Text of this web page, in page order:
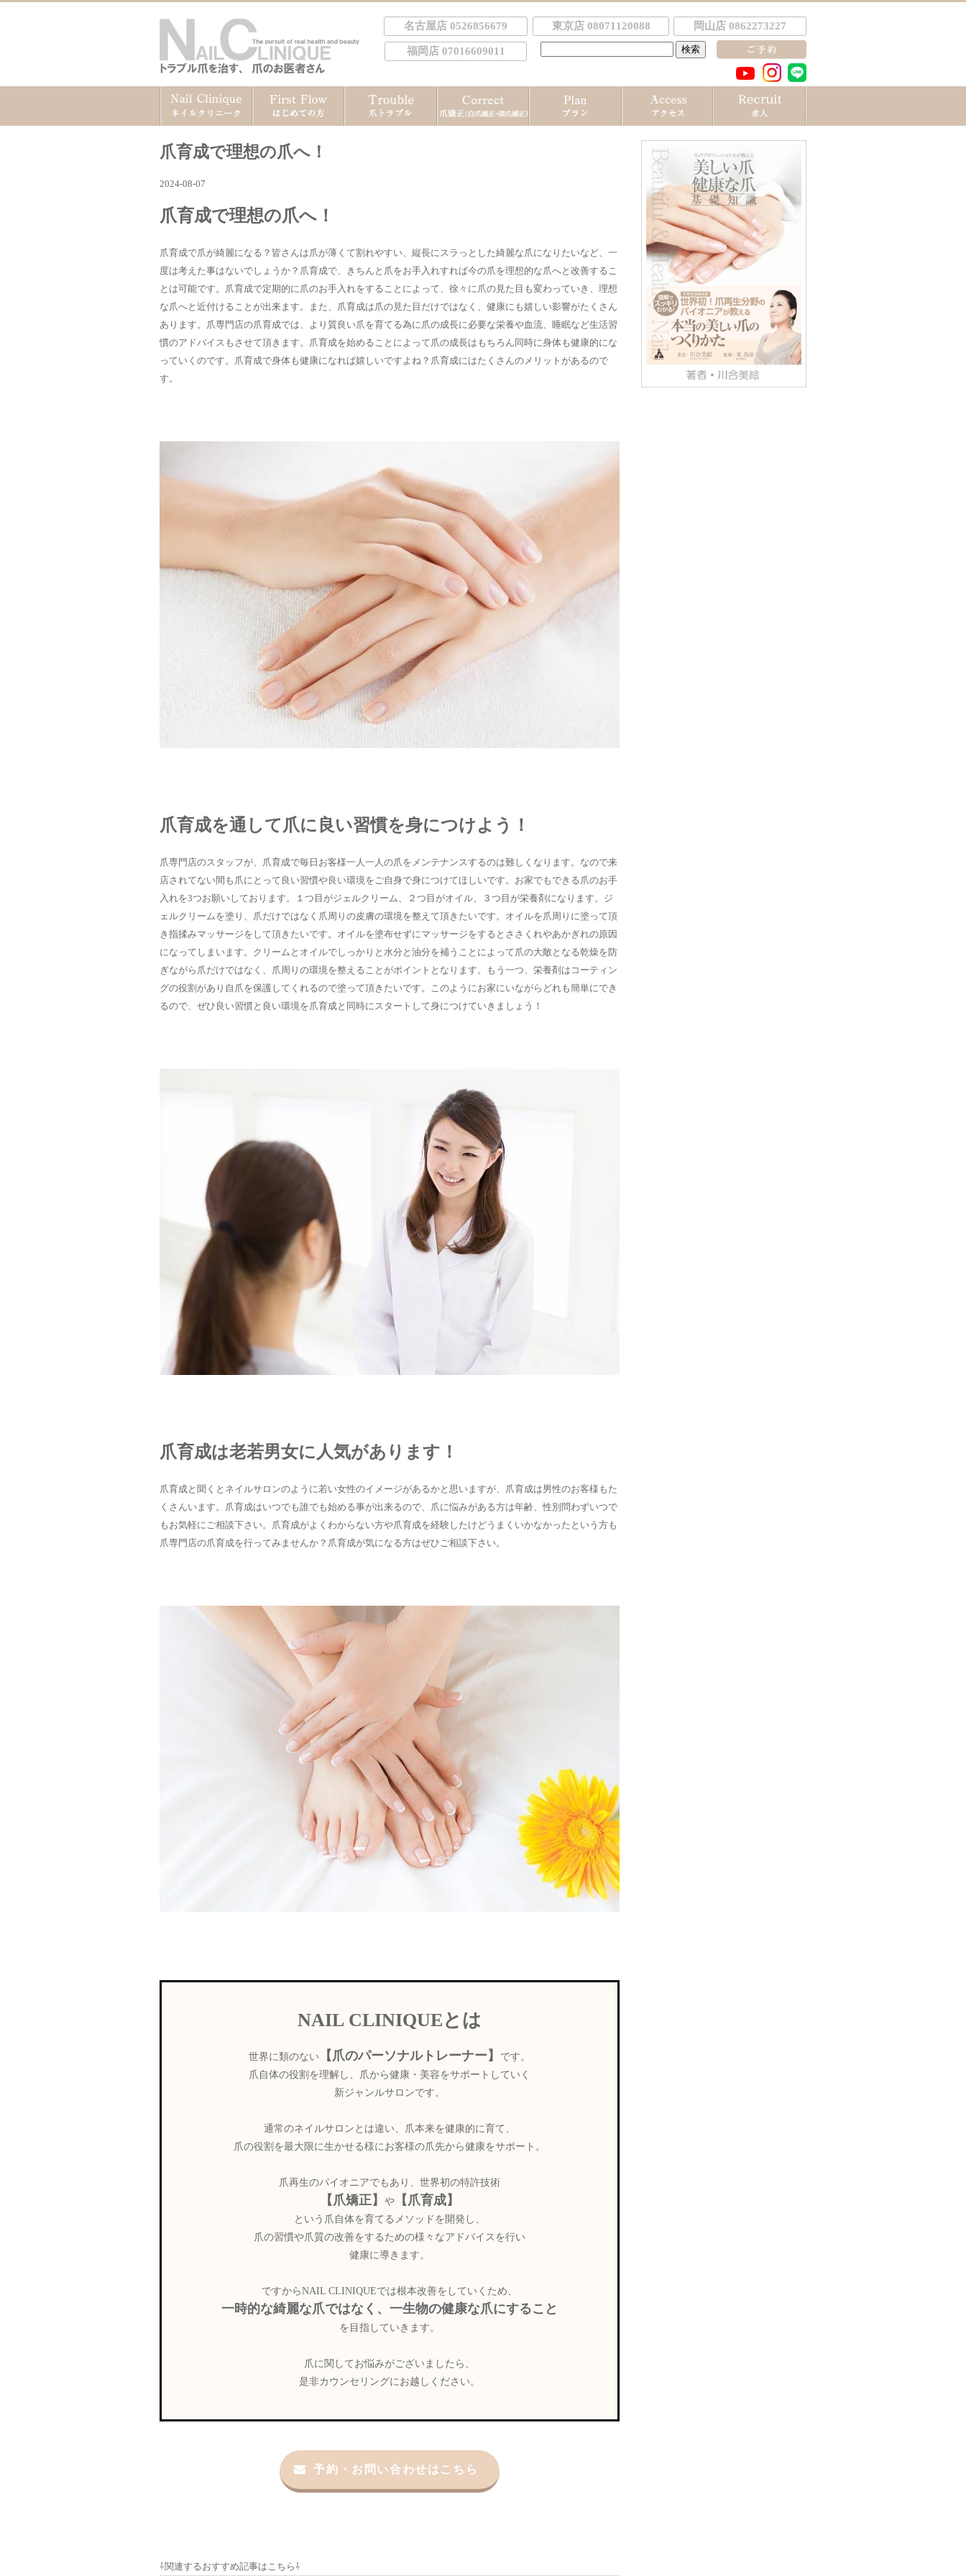
名古屋店 0526856679 東京店 08071120088 岡山店 0862273227
福岡店 07016609011
爪育成で理想の爪へ！
2024-08-07
爪育成で理想の爪へ！
爪育成で爪が綺麗になる？皆さんは爪が薄くて割れやすい、縦長にスラっとした綺麗な爪になりたいなど、一
度は考えた事はないでしょうか？爪育成で、きちんと爪をお手入れすれば今の爪を理想的な爪へと改善するこ
とは可能です。爪育成で定期的に爪のお手入れをすることによって、徐々に爪の見た目も変わっていき、理想
な爪へと近付けることが出来ます。また、爪育成は爪の見た目だけではなく、健康にも嬉しい影響がたくさん
あります。爪専門店の爪育成では、より質良い爪を育てる為に爪の成長に必要な栄養や血流、睡眠など生活習
慣のアドバイスもさせて頂きます。爪育成を始めることによって爪の成長はもちろん同時に身体も健康的にな
っていくのです。爪育成で身体も健康になれば嬉しいですよね？爪育成にはたくさんのメリットがあるので
す。
爪育成を通して爪に良い習慣を身につけよう！
爪専門店のスタッフが、爪育成で毎日お客様一人一人の爪をメンテナンスするのは難しくなります。なので来
店されてない間も爪にとって良い習慣や良い環境をご自身で身につけてほしいです。お家でもできる爪のお手
入れを3つお願いしております。１つ目がジェルクリーム、２つ目がオイル、３つ目が栄養剤になります。ジ
ェルクリームを塗り、爪だけではなく爪周りの皮膚の環境を整えて頂きたいです。オイルを爪周りに塗って頂
き指揉みマッサージをして頂きたいです。オイルを塗布せずにマッサージをするとささくれやあかぎれの原因
になってしまいます。クリームとオイルでしっかりと水分と油分を補うことによって爪の大敵となる乾燥を防
ぎながら爪だけではなく、爪周りの環境を整えることがポイントとなります。もう一つ、栄養剤はコーティン
グの役割があり自爪を保護してくれるので塗って頂きたいです。このようにお家にいながらどれも簡単にでき
るので、ぜひ良い習慣と良い環境を爪育成と同時にスタートして身につけていきましょう！
爪育成は老若男女に人気があります！
爪育成と聞くとネイルサロンのように若い女性のイメージがあるかと思いますが、爪育成は男性のお客様もた
くさんいます。爪育成はいつでも誰でも始める事が出来るので、爪に悩みがある方は年齢、性別問わずいつで
もお気軽にご相談下さい。爪育成がよくわからない方や爪育成を経験したけどうまくいかなかったという方も
爪専門店の爪育成を行ってみませんか？爪育成が気になる方はぜひご相談下さい。
NAIL CLINIQUEとは
世界に類のない 【爪のパーソナルトレーナー】
です。
爪自体の役割を理解し、爪から健康・美容をサポートしていく
新ジャンルサロンです。
通常のネイルサロンとは違い、爪本来を健康的に育て、
爪の役割を最大限に生かせる様にお客様の爪先から健康をサポート。
爪再生のパイオニアでもあり、世界初の特許技術
【爪矯正】 や 【爪育成】
という爪自体を育てるメソッドを開発し、
爪の習慣や爪質の改善をするための様々なアドバイスを行い
健康に導きます。
ですからNAIL CLINIQUEでは根本改善をしていくため、
一時的な綺麗な爪ではなく、一生物の健康な爪にすること
を目指していきます。
爪に関してお悩みがございましたら、
是非カウンセリングにお越しください。
予約・お問い合わせはこちら
⇩関連するおすすめ記事はこちら⇩